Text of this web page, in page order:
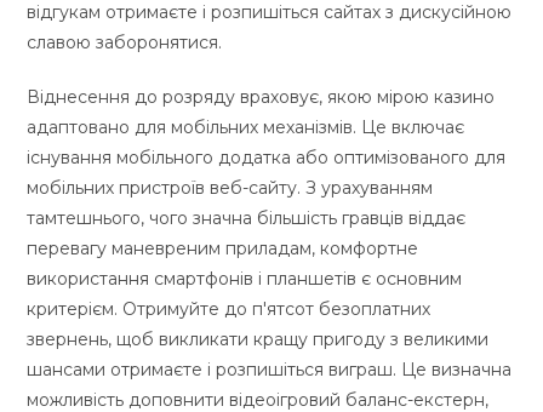
відгукам отримаєте і розпишіться сайтах з дискусійною
славою заборонятися.
Віднесення до розряду враховує, якою мірою казино
адаптовано для мобільних механізмів. Це включає
існування мобільного додатка або оптимізованого для
мобільних пристроїв веб-сайту. З урахуванням
тамтешнього, чого значна більшість гравців віддає
перевагу маневреним приладам, комфортне
використання смартфонів і планшетів є основним
критерієм. Отримуйте до п'ятсот безоплатних
звернень, щоб викликати кращу пригоду з великими
шансами отримаєте і розпишіться виграш. Це визначна
можливість доповнити відеоігровий баланс-екстерн,